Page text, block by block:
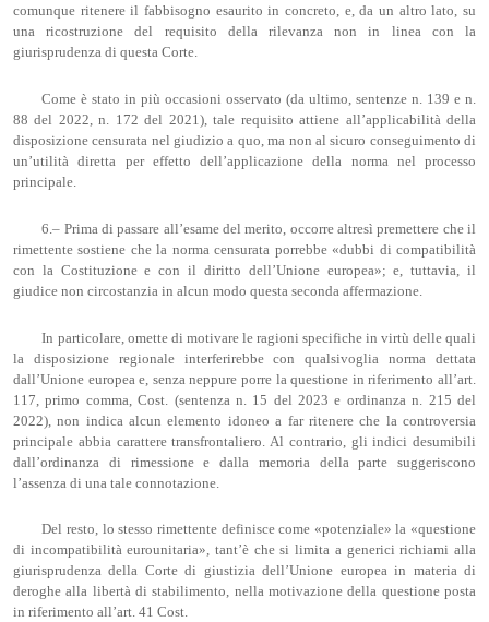
comunque ritenere il fabbisogno esaurito in concreto, e, da un altro lato, su
una ricostruzione del requisito della rilevanza non in linea con la
giurisprudenza di questa Corte.
Come è stato in più occasioni osservato (da ultimo, sentenze n. 139 e n.
88 del 2022, n. 172 del 2021), tale requisito attiene all’applicabilità della
disposizione censurata nel giudizio a quo, ma non al sicuro conseguimento di
un’utilità diretta per effetto dell’applicazione della norma nel processo
principale.
6.– Prima di passare all’esame del merito, occorre altresì premettere che il
rimettente sostiene che la norma censurata porrebbe «dubbi di compatibilità
con la Costituzione e con il diritto dell’Unione europea»; e, tuttavia, il
giudice non circostanzia in alcun modo questa seconda affermazione.
In particolare, omette di motivare le ragioni specifiche in virtù delle quali
la disposizione regionale interferirebbe con qualsivoglia norma dettata
dall’Unione europea e, senza neppure porre la questione in riferimento all’art.
117, primo comma, Cost. (sentenza n. 15 del 2023 e ordinanza n. 215 del
2022), non indica alcun elemento idoneo a far ritenere che la controversia
principale abbia carattere transfrontaliero. Al contrario, gli indici desumibili
dall’ordinanza di rimessione e dalla memoria della parte suggeriscono
l’assenza di una tale connotazione.
Del resto, lo stesso rimettente definisce come «potenziale» la «questione
di incompatibilità eurounitaria», tant’è che si limita a generici richiami alla
giurisprudenza della Corte di giustizia dell’Unione europea in materia di
deroghe alla libertà di stabilimento, nella motivazione della questione posta
in riferimento all’art. 41 Cost.